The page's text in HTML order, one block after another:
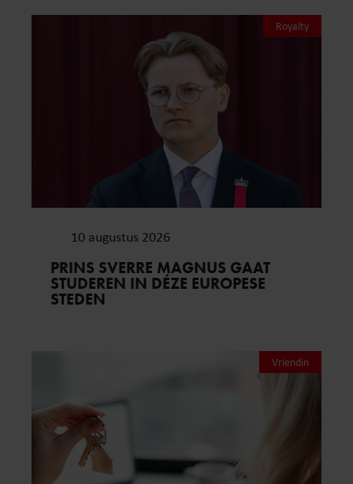
Royalty
10 augustus 2026
PRINS SVERRE MAGNUS GAAT
STUDEREN IN DÉZE EUROPESE
STEDEN
Vriendin